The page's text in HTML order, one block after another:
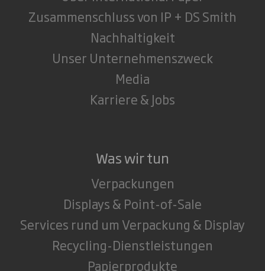
Zusammenschluss von IP + DS Smith
Nachhaltigkeit
Unser Unternehmenszweck
Media
Karriere & Jobs
Was wir tun
Verpackungen
Displays & Point-of-Sale
Services rund um Verpackung & Display
Recycling-Dienstleistungen
Papierprodukte